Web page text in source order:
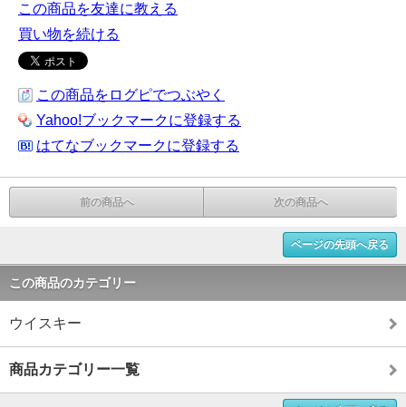
この商品を友達に教える
買い物を続ける
この商品をログピでつぶやく
Yahoo!ブックマークに登録する
はてなブックマークに登録する
前の商品へ 次の商品へ
ページの先頭へ戻る
この商品のカテゴリー
ウイスキー
商品カテゴリー一覧